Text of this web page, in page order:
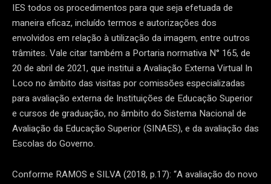
IES todos os procedimentos para que seja efetuada de
maneira eficaz, incluído termos e autorizações dos
envolvidos em relação à utilização da imagem, entre outros
trâmites. Vale citar também a Portaria normativa N° 165, de
20 de abril de 2021, que institui a Avaliação Externa Virtual In
Loco no âmbito das visitas por comissões especializadas
para avaliação externa de Instituições de Educação Superior
e cursos de graduação, no âmbito do Sistema Nacional de
Avaliação da Educação Superior (SINAES), e da avaliação das
Escolas do Governo.
Conforme RAMOS e SILVA (2018, p.17): “A avaliação do novo